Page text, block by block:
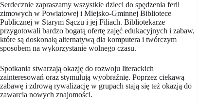
Serdecznie zapraszamy wszystkie dzieci do spędzenia ferii
zimowych w Powiatowej i Miejsko-Gminnej Bibliotece
Publicznej w Starym Sączu i jej Filiach. Bibliotekarze
przygotowali bardzo bogatą ofertę zajęć edukacyjnych i zabaw,
które są doskonałą alternatywą dla komputera i twórczym
sposobem na wykorzystanie wolnego czasu.
Spotkania stwarzają okazję do rozwoju literackich
zainteresowań oraz stymulują wyobraźnię. Poprzez ciekawą
zabawę i zdrową rywalizację w grupach stają się też okazją do
zawarcia nowych znajomości.